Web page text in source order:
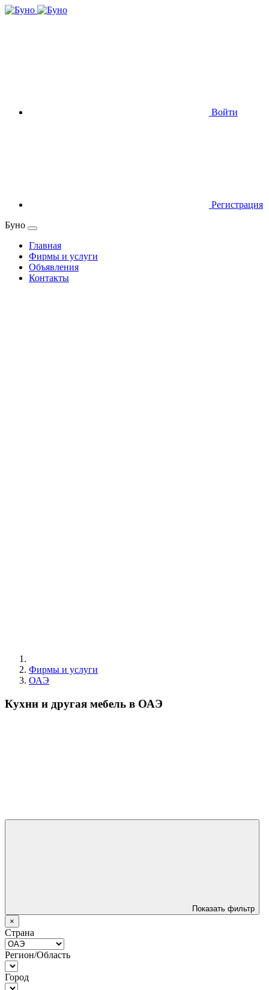
Войти
Регистрация
Буно
Главная
Фирмы и услуги
Объявления
Контакты
Фирмы и услуги
ОАЭ
Кухни и другая мебель в ОАЭ
Показать фильтр
×
Страна
Регион/Область
Город